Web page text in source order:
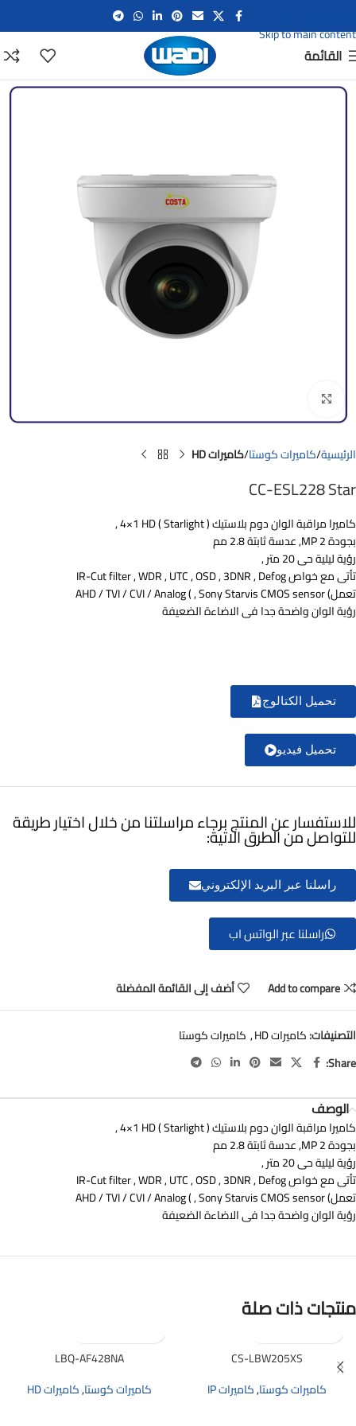
Skip to main content
القائمة
الرئيسية كاميرات كوستا كاميرات HD
CC-ESL228 Star
كاميرا مراقبة الوان دوم بلاستيك ( Starlight ) 4×1 HD ,
بجودة 2 MP, عدسة ثابتة 2.8 مم
رؤية ليلية حى 20 متر ,
تأتى مع خواص IR-Cut filter , WDR , UTC , OSD , 3DNR , Defog
تعمل) AHD / TVI / CVI / Analog ( , Sony Starvis CMOS sensor
رؤية الوان واضحة جدا فى الاضاءة الضعيفة
تحميل الكتالوج
تحميل فيديو
للاستفسار عن المنتج برجاء مراسلتنا من خلال اختيار طريقة
للتواصل من الطرق الاتية:
راسلنا عبر البريد الإلكتروني
راسلنا عبر الواتس اب
Add to compare أضف إلى القائمة المفضلة
التصنيفات:كاميرات HD , كاميرات كوستا
Share:
الوصف
كاميرا مراقبة الوان دوم بلاستيك ( Starlight ) 4×1 HD ,
بجودة 2 MP, عدسة ثابتة 2.8 مم
رؤية ليلية حى 20 متر ,
تأتى مع خواص IR-Cut filter , WDR , UTC , OSD , 3DNR , Defog
تعمل) AHD / TVI / CVI / Analog ( , Sony Starvis CMOS sensor
رؤية الوان واضحة جدا فى الاضاءة الضعيفة
منتجات ذات صلة
CS-LBW205XS
كاميرات كوستا,كاميرات IP
LBQ-AF428NA
كاميرات كوستا,كاميرات HD